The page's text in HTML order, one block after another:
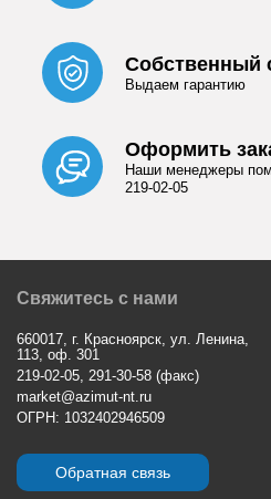
Собственный
Выдаем гарантию
Оформить
Наши менеджеры
219-02-05
Свяжитесь с нами
660017, г. Красноярск, ул. Ленина,
113, оф. 301
219-02-05, 291-30-58 (факс)
market@azimut-nt.ru
ОГРН: 1032402946509
Обратная связь